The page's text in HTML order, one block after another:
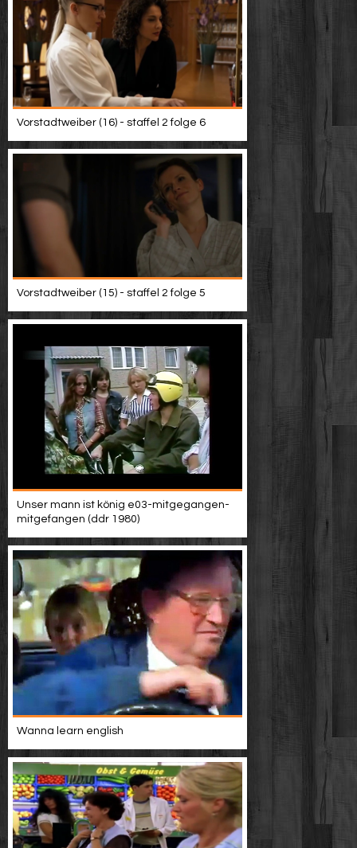
Vorstadtweiber (16) - staffel 2 folge 6
Vorstadtweiber (15) - staffel 2 folge 5
Unser mann ist könig e03-mitgegangen-
mitgefangen (ddr 1980)
Wanna learn english